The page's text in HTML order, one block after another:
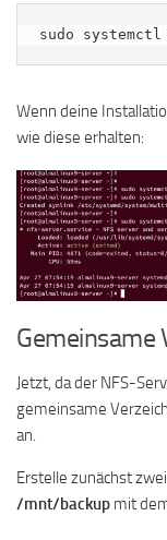
sudo
Wenn deine
wie diese erhalten:
Gemeinsame
Jetzt, da der NFS-
gemeinsame
an.
Erstelle zunächst
/mnt/backup mit